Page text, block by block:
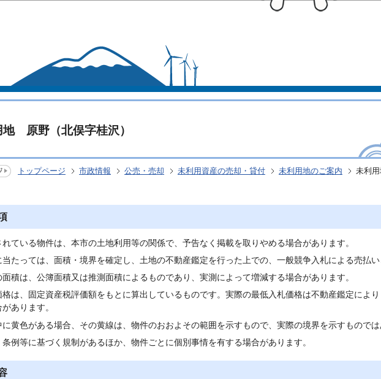
地 原野（北俣字桂沢）
トップページ 市政情報 公売・売却 未利用資産の売却・貸付 未利用地のご案内 未利
れている物件は、本市の土地利用等の関係で、予告なく掲載を取りやめる場合があります。
当たっては、面積・境界を確定し、土地の不動産鑑定を行った上での、一般競争入札による売払い
面積は、公簿面積又は推測面積によるものであり、実測によって増減する場合があります。
格は、固定資産税評価額をもとに算出しているものです。実際の最低入札価格は不動産鑑定によ
あります。
に黄色がある場合、その黄線は、物件のおおよその範囲を示すもので、実際の境界を示すものでは
条例等に基づく規制があるほか、物件ごとに個別事情を有する場合があります。